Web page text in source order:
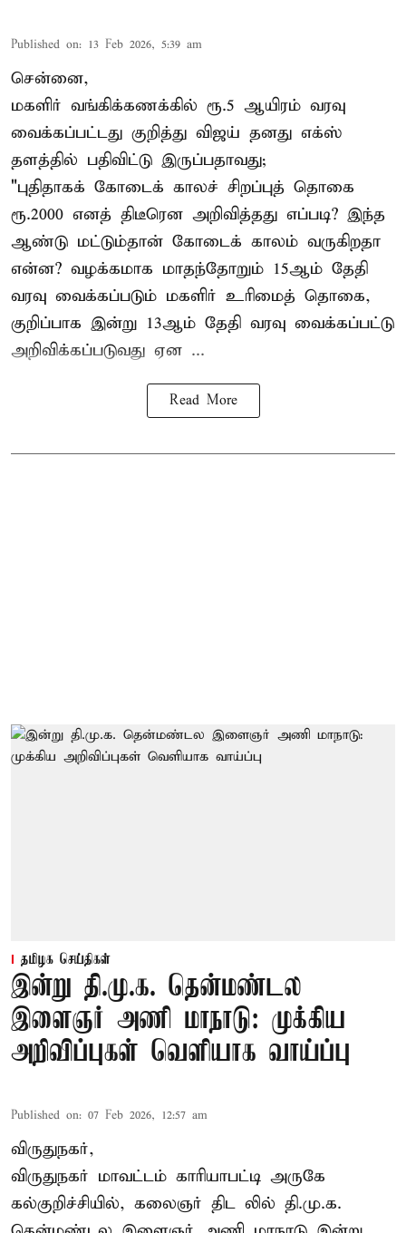
Published on: 13 Feb 2026, 5:39 am
சென்னை,
மகளிர் வங்கிக்கணக்கில் ரூ.5 ஆயிரம் வரவு
வைக்கப்பட்டது குறித்து விஜய் தனது எக்ஸ்
தளத்தில் பதிவிட்டு இருப்பதாவது;
"புதிதாகக் கோடைக் காலச் சிறப்புத் தொகை
ரூ.2000 எனத் திடீரென அறிவித்தது எப்படி? இந்த
ஆண்டு மட்டும்தான் கோடைக் காலம் வருகிறதா
என்ன? வழக்கமாக மாதந்தோறும் 15ஆம் தேதி
வரவு வைக்கப்படும் மகளிர் உரிமைத் தொகை,
குறிப்பாக இன்று 13ஆம் தேதி வரவு வைக்கப்பட்டு
அறிவிக்கப்படுவது ஏன ...
Read More
தமிழக செய்திகள்
இன்று தி.மு.க. தென்மண்டல
இளைஞர் அணி மாநாடு: முக்கிய
அறிவிப்புகள் வெளியாக வாய்ப்பு
Published on: 07 Feb 2026, 12:57 am
விருதுநகர்,
விருதுநகர் மாவட்டம் காரியாபட்டி அருகே
கல்குறிச்சியில், கலைஞர் திட லில் தி.மு.க.